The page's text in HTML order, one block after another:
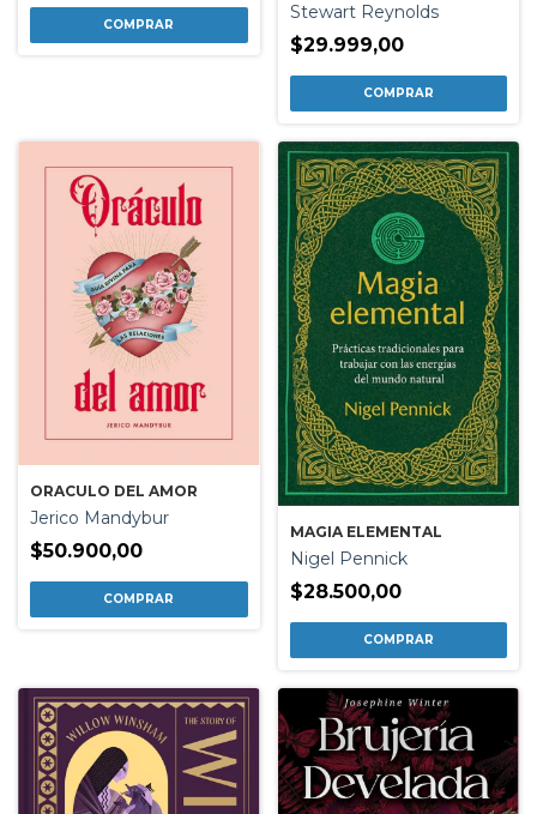
Stewart Reynolds
$29.999,00
ORACULO DEL AMOR
Jerico Mandybur
$50.900,00
MAGIA ELEMENTAL
Nigel Pennick
$28.500,00